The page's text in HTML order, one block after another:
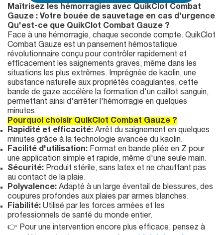
Maîtrisez les hémorragies avec QuikClot Combat
Gauze : Votre bouée de sauvetage en cas d'urgence
Qu'est-ce que QuikClot Combat Gauze ?
Face à une hémorragie, chaque seconde compte. QuikClot
Combat Gauze est un pansement hémostatique
révolutionnaire conçu pour contrôler rapidement et
efficacement les saignements graves, même dans les
situations les plus extrêmes. Imprégnée de kaolin, une
substance naturelle aux propriétés coagulantes, cette
bande de gaze accélère la formation d'un caillot sanguin,
permettant ainsi d'arrêter l'hémorragie en quelques
minutes.
Pourquoi choisir QuikClot Combat Gauze ?
Rapidité et efficacité: Arrêt du saignement en quelques
minutes grâce à la technologie avancée du kaolin.
Facilité d'utilisation: Format en bande pliée en Z pour
une application simple et rapide, même d'une seule main.
Sécurité: Produit stérile, sans latex et ne chauffant pas
au contact de la plaie.
Polyvalence: Adapté à un large éventail de blessures, des
coupures profondes aux plaies par armes blanches.
Fiabilité: Utilisé par les forces armées et les
professionnels de santé du monde entier.
👉 Pour une intervention encore plus efficace, pensez à